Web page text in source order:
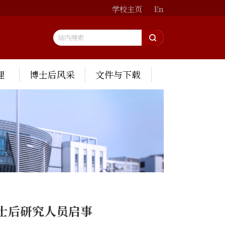
学校主页 En
博士后风采 文件与下载
后研究人员启事